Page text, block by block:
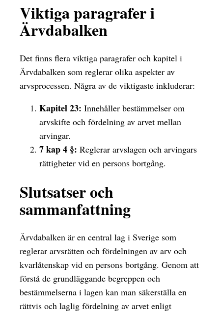
Viktiga paragrafer i
Ärvdabalken
Det finns flera viktiga paragrafer och kapitel i
Ärvdabalken som reglerar olika aspekter av
arvsprocessen. Några av de viktigaste inkluderar:
Kapitel 23: Innehåller bestämmelser om
arvskifte och fördelning av arvet mellan
arvingar.
7 kap 4 §: Reglerar arvslagen och arvingars
rättigheter vid en persons bortgång.
Slutsatser och
sammanfattning
Ärvdabalken är en central lag i Sverige som
reglerar arvsrätten och fördelningen av arv och
kvarlåtenskap vid en persons bortgång. Genom att
förstå de grundläggande begreppen och
bestämmelserna i lagen kan man säkerställa en
rättvis och laglig fördelning av arvet enligt